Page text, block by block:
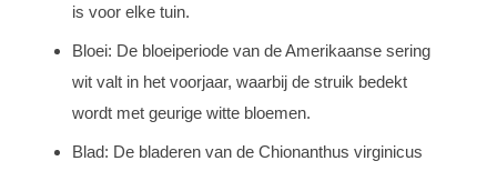
is voor elke tuin.
Bloei: De bloeiperiode van de Amerikaanse sering
wit valt in het voorjaar, waarbij de struik bedekt
wordt met geurige witte bloemen.
Blad: De bladeren van de Chionanthus virginicus